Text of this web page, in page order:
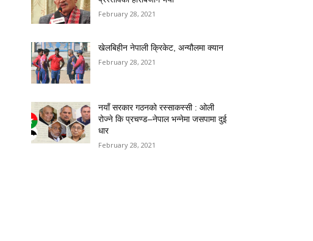
February 28, 2021
खेलबिहीन नेपाली क्रिकेट, अन्यौलमा क्यान
February 28, 2021
नयाँ सरकार गठनको रस्साकस्सी : ओली
रोज्ने कि प्रचण्ड–नेपाल भन्नेमा जसपामा दुई
धार
February 28, 2021